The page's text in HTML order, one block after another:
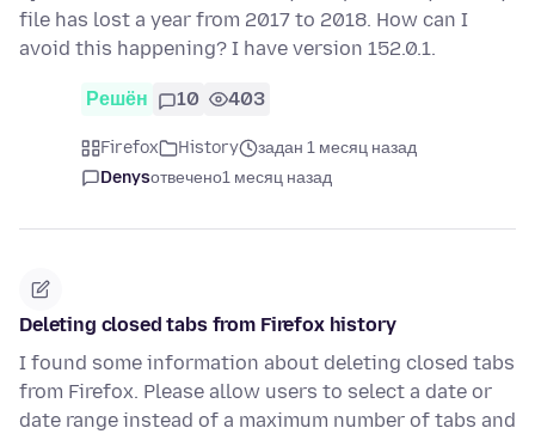
file has lost a year from 2017 to 2018. How can I
avoid this happening? I have version 152.0.1.
Решён 10 403
Firefox History
задан 1 месяц назад
Denysотвечено1 месяц назад
Deleting closed tabs from Firefox history
I found some information about deleting closed tabs
from Firefox. Please allow users to select a date or
date range instead of a maximum number of tabs and